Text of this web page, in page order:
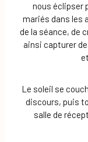
nous éclipser
mariés dans les
de la séance, de
ainsi capturer
Le soleil se
discours, puis
salle de